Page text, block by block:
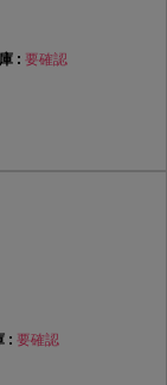
要確認
要確認